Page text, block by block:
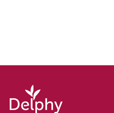
Delphy
-
Delphy